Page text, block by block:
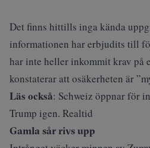
Det finns hittills inga kända
informationen har erbjudits till
har inte heller inkommit krav på
konstaterar att osäkerheten är
Läs också: Schweiz öppnar för
Trump igen. Realtid
Gamla sår rivs upp